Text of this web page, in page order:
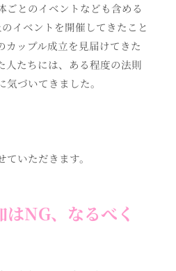
ごとのイベントなども含める
イベントを開催してきたこと
カップル成立を見届けてきた
人たちには、ある程度の法則
づいてきました。
いただきます。
NG、なるべく